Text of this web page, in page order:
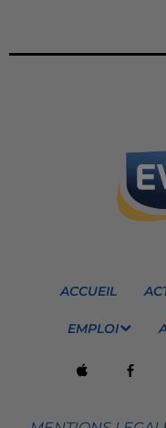
ACCUEIL
EMPLOI